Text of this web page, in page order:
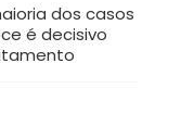
dos casos
é decisivo